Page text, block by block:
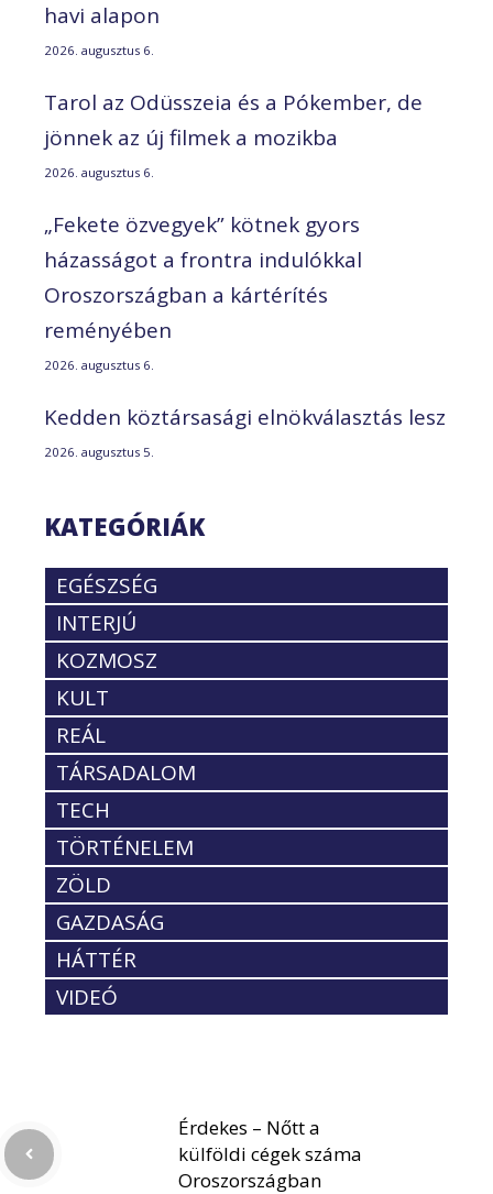
havi alapon
2026. augusztus 6.
Tarol az Odüsszeia és a Pókember, de
jönnek az új filmek a mozikba
2026. augusztus 6.
„Fekete özvegyek” kötnek gyors
házasságot a frontra indulókkal
Oroszországban a kártérítés
reményében
2026. augusztus 6.
Kedden köztársasági elnökválasztás lesz
2026. augusztus 5.
KATEGÓRIÁK
EGÉSZSÉG
INTERJÚ
KOZMOSZ
KULT
REÁL
TÁRSADALOM
TECH
TÖRTÉNELEM
ZÖLD
GAZDASÁG
HÁTTÉR
VIDEÓ
Érdekes – Nőtt a
külföldi cégek száma
Oroszországban